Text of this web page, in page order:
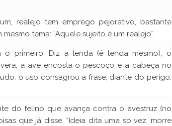
realejo tem emprego pejorativo, bastante
tema: “Aquele sujeito é um realejo”.
o primeiro. Diz a lenda (é lenda mesmo), o
a ave encosta o pescoço e a cabeça no
o uso consagrou a frase, diante do perigo,
do felino que avança contra o avestruz (no
que já disse. “Ideia dita uma só vez, morre